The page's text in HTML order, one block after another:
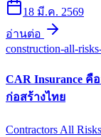
18 มี.ค. 2569
อ่านต่อ
construction-all-
CAR Insurance
ก่อสร้างไทย
Contractors All